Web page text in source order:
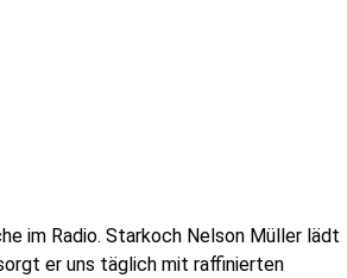
im Radio. Starkoch Nelson Müller lädt
er uns täglich mit raffinierten